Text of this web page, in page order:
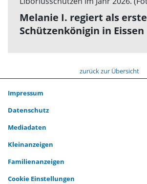
Melanie I. regiert als erste
Schützenkönigin in Eissen
zurück zur Übersicht
Impressum
Datenschutz
Mediadaten
Kleinanzeigen
Familienanzeigen
Cookie Einstellungen